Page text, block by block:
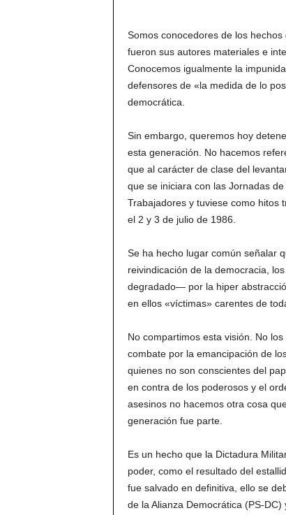
Somos conocedores de los
fueron sus autores materiales e
Conocemos igualmente la
defensores de «la medida de lo
democrática.
Sin embargo, queremos hoy
esta generación. No hacemos
que al carácter de clase del
que se iniciara con las Jornadas
Trabajadores y tuviese como hitos
el 2 y 3 de julio de 1986.
Se ha hecho lugar común señalar
reivindicación de la democracia,
degradado— por la hiper
en ellos «víctimas» carentes de
No compartimos esta visión. No
combate por la emancipación de
quienes no son conscientes del
en contra de los poderosos y el
asesinos no hacemos otra cosa
generación fue parte.
Es un hecho que la Dictadura
poder, como el resultado del
fue salvado en definitiva, ello se
de la Alianza Democrática (PS-